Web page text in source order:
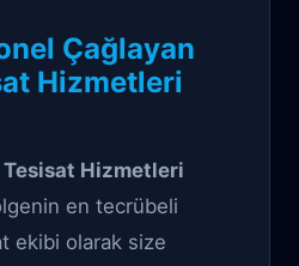
Sıhhi
Çağlayan
Hizmetleri
Tesisat Hizmetleri
en tecrübeli
ekibi olarak size